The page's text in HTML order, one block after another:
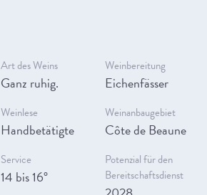
Art des Weins
Ganz ruhig.
Weinbereitung
Eichenfässer
Weinlese
Handbetätigte
Weinanbaugebiet
Côte de Beaune
Service
14 bis 16°
Potenzial für den
Bereitschaftsdienst